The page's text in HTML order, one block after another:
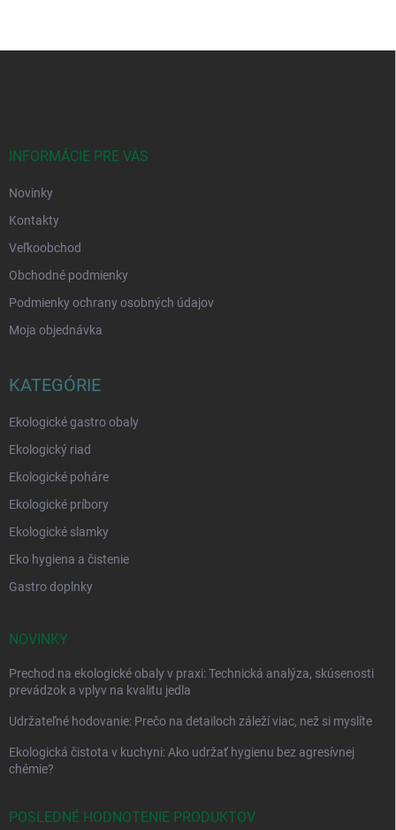
INFORMÁCIE PRE VÁS
Novinky
Kontakty
Veľkoobchod
Obchodné podmienky
Podmienky ochrany osobných údajov
Moja objednávka
KATEGÓRIE
Ekologické gastro obaly
Ekologický riad
Ekologické poháre
Ekologické príbory
Ekologické slamky
Eko hygiena a čistenie
Gastro doplnky
NOVINKY
Prechod na ekologické obaly v praxi: Technická analýza, skúsenosti
prevádzok a vplyv na kvalitu jedla
Udržateľné hodovanie: Prečo na detailoch záleží viac, než si myslíte
Ekologická čistota v kuchyni: Ako udržať hygienu bez agresívnej
chémie?
POSLEDNÉ HODNOTENIE PRODUKTOV